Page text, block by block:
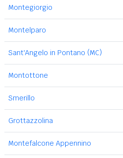
Montegiorgio
Montelparo
Sant'Angelo in Pontano (MC)
Montottone
Smerillo
Grottazzolina
Montefalcone Appennino